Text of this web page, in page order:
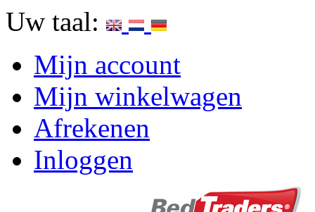
Uw taal:
Mijn account
Mijn winkelwagen
Afrekenen
Inloggen